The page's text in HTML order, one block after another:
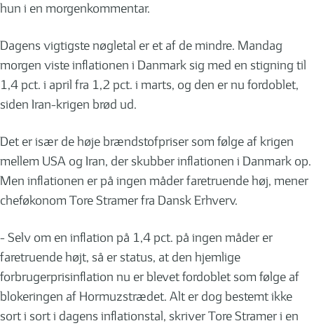
hun i en morgenkommentar.
Dagens vigtigste nøgletal er et af de mindre. Mandag
morgen viste inflationen i Danmark sig med en stigning til
1,4 pct. i april fra 1,2 pct. i marts, og den er nu fordoblet,
siden Iran-krigen brød ud.
Det er især de høje brændstofpriser som følge af krigen
mellem USA og Iran, der skubber inflationen i Danmark op.
Men inflationen er på ingen måder faretruende høj, mener
cheføkonom Tore Stramer fra Dansk Erhverv.
- Selv om en inflation på 1,4 pct. på ingen måder er
faretruende højt, så er status, at den hjemlige
forbrugerprisinflation nu er blevet fordoblet som følge af
blokeringen af Hormuzstrædet. Alt er dog bestemt ikke
sort i sort i dagens inflationstal, skriver Tore Stramer i en